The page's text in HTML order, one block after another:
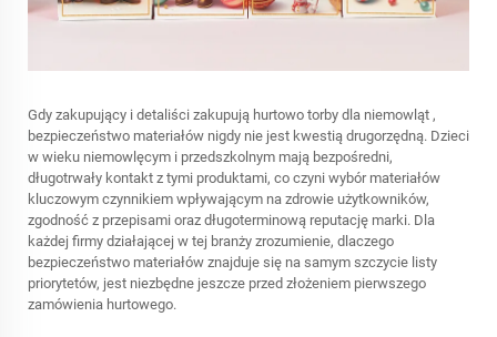
Gdy zakupujący i detaliści zakupują hurtowo torby dla niemowląt ,
bezpieczeństwo materiałów nigdy nie jest kwestią drugorzędną. Dzieci
w wieku niemowlęcym i przedszkolnym mają bezpośredni,
długotrwały kontakt z tymi produktami, co czyni wybór materiałów
kluczowym czynnikiem wpływającym na zdrowie użytkowników,
zgodność z przepisami oraz długoterminową reputację marki. Dla
każdej firmy działającej w tej branży zrozumienie, dlaczego
bezpieczeństwo materiałów znajduje się na samym szczycie listy
priorytetów, jest niezbędne jeszcze przed złożeniem pierwszego
zamówienia hurtowego.